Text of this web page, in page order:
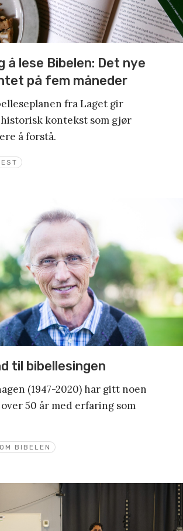
å lese Bibelen: Det nye
på fem måneder
fra Laget gir
kontekst som gjør
å forstå.
OM BIBELEN
til bibellesingen
(1947-2020) har gitt noen
50 år med erfaring som